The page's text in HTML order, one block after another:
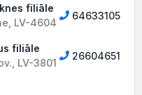
filiāle
LV-4604
64633105
filiāle
LV-3801
26604651